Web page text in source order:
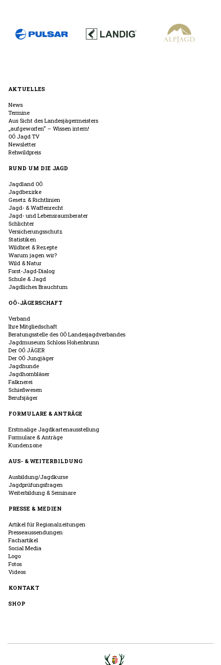
AKTUELLES
News
Termine
Aus Sicht des Landesjägermeisters
„aufgeworfen“ – Wissen intern!
OÖ Jagd TV
Newsletter
Rehwildpreis
RUND UM DIE JAGD
Jagdland OÖ
Jagdbezirke
Gesetz & Richtlinien
Jagd- & Waffenrecht
Jagd- und Lebensraumberater
Schlichter
Versicherungsschutz
Statistiken
Wildbret & Rezepte
Warum jagen wir?
Wild & Natur
Forst-Jagd-Dialog
Schule & Jagd
Jagdliches Brauchtum
OÖ-JÄGERSCHAFT
Verband
Ihre Mitgliedschaft
Beratungsstelle des OÖ Landesjagdverbandes
Jagdmuseum Schloss Hohenbrunn
Der OÖ JÄGER
Der OÖ Jungjäger
Jagdhunde
Jagdhornbläser
Falknerei
Schießwesen
Berufsjäger
FORMULARE & ANTRÄGE
Erstmalige Jagdkartenausstellung
Formulare & Anträge
Kundenzone
AUS- & WEITERBILDUNG
Ausbildung/Jagdkurse
Jagdprüfungsfragen
Weiterbildung & Seminare
PRESSE & MEDIEN
Artikel für Regionalzeitungen
Presseaussendungen
Fachartikel
Social Media
Logo
Fotos
Videos
KONTAKT
SHOP